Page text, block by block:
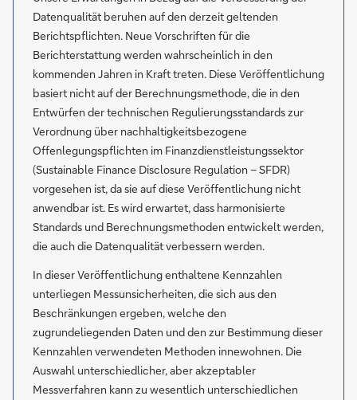
Datenqualität beruhen auf den derzeit geltenden
Berichtspflichten. Neue Vorschriften für die
Berichterstattung werden wahrscheinlich in den
kommenden Jahren in Kraft treten. Diese Veröffentlichung
basiert nicht auf der Berechnungsmethode, die in den
Entwürfen der technischen Regulierungsstandards zur
Verordnung über nachhaltigkeitsbezogene
Offenlegungspflichten im Finanzdienstleistungssektor
(Sustainable Finance Disclosure Regulation – SFDR)
vorgesehen ist, da sie auf diese Veröffentlichung nicht
anwendbar ist. Es wird erwartet, dass harmonisierte
Standards und Berechnungsmethoden entwickelt werden,
die auch die Datenqualität verbessern werden.
In dieser Veröffentlichung enthaltene Kennzahlen
unterliegen Messunsicherheiten, die sich aus den
Beschränkungen ergeben, welche den
zugrundeliegenden Daten und den zur Bestimmung dieser
Kennzahlen verwendeten Methoden innewohnen. Die
Auswahl unterschiedlicher, aber akzeptabler
Messverfahren kann zu wesentlich unterschiedlichen